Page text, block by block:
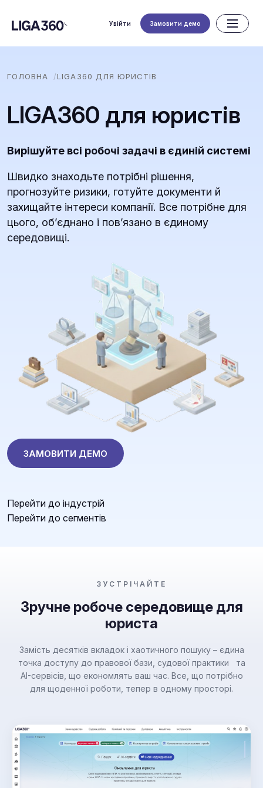
Увійти Замовити демо
ГОЛОВНА LIGA360 ДЛЯ ЮРИСТІВ
LIGA360 для юристів
Вирішуйте всі робочі задачі в єдиній системі
Швидко знаходьте потрібні рішення,
прогнозуйте ризики, готуйте документи й
захищайте інтереси компанії. Все потрібне для
цього, обʼєднано і повʼязано в єдиному
середовищі.
ЗАМОВИТИ ДЕМО
Перейти до індустрій
Перейти до сегментів
ЗУСТРІЧАЙТЕ
Зручне робоче середовище для
юриста
Замість десятків вкладок і хаотичного пошуку – єдина
точка доступу до правової бази, судової практики та
AI-сервісів, що економлять ваш час. Все, що потрібно
для щоденної роботи, тепер в одному просторі.